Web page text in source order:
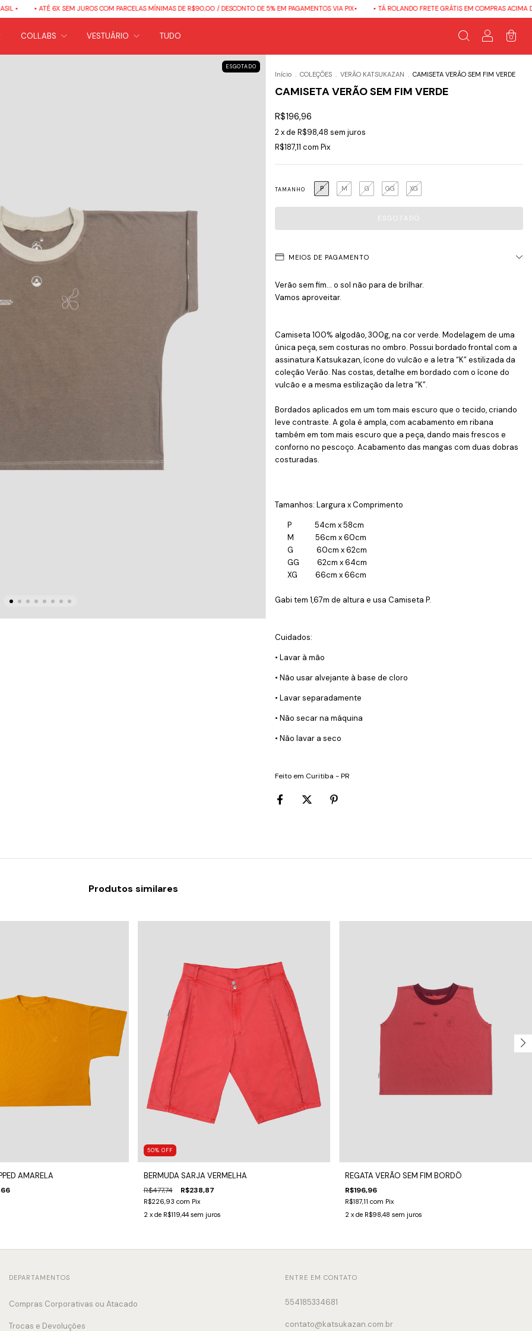
• ATÉ 6X SEM JUROS COM PARCELAS MÍNIMAS DE R$90,00 / DESCONTO DE 5% EM PAGAMENTOS VIA PIX• • TÁ ROLANDO FRETE GRÁTIS EM COMPRAS ACIMA DE
COLLABS VESTUÁRIO TUDO 0
ESGOTADO
Início . COLEÇÕES . VERÃO KATSUKAZAN . CAMISETA VERÃO SEM FIM VERDE
CAMISETA VERÃO SEM FIM VERDE
R$196,96
2x de R$98,48 sem juros
R$187,11 com Pix
TAMANHO P M G GG XG
MEIOS DE PAGAMENTO
Verão sem fim... o sol não para de brilhar.
Vamos aproveitar.
Camiseta 100% algodão, 300g, na cor verde. Modelagem de uma
única peça, sem costuras no ombro. Possui bordado frontal com a
assinatura Katsukazan, ícone do vulcão e a letra “K” estilizada da
coleção Verão. Nas costas, detalhe em bordado com o ícone do
vulcão e a mesma estilização da letra “K”.
Bordados aplicados em um tom mais escuro que o tecido, criando
leve contraste. A gola é ampla, com acabamento em ribana
também em tom mais escuro que a peça, dando mais frescos e
conforno no pescoço. Acabamento das mangas com duas dobras
costuradas.
Tamanhos: Largura x Comprimento
P 54cm x 58cm
M 56cm x 60cm
G 60cm x 62cm
GG 62cm x 64cm
XG 66cm x 66cm
Gabi tem 1,67m de altura e usa Camiseta P.
Cuidados:
• Lavar à mão
• Não usar alvejante à base de cloro
• Lavar separadamente
• Não secar na máquina
• Não lavar a seco
Feito em Curitiba - PR
Produtos similares
AMARELA
50% OFF
BERMUDA SARJA VERMELHA
R$477,74 R$238,87
R$226,93 com Pix
2 x de R$119,44 sem juros
REGATA VERÃO SEM FIM BORDÔ
R$196,96
R$187,11com Pix
2 x de R$98,48 sem juros
DEPARTAMENTOS
Compras Corporativas ou Atacado
Trocas e Devoluções
ENTRE EM CONTATO
554185334681
contato@katsukazan.com.br